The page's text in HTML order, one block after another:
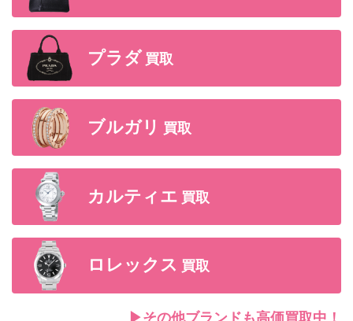
プラダ 買取
ブルガリ 買取
カルティエ 買取
ロレックス 買取
▶︎その他ブランドも高価買取中！